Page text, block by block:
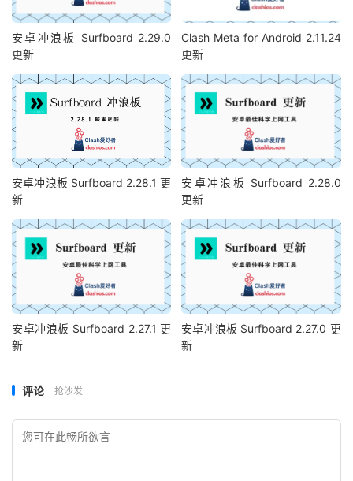
安卓冲浪板 Surfboard 2.29.0
更新
Clash Meta for Android 2.11.24
更新
安卓冲浪板 Surfboard 2.28.1 更
新
安卓冲浪板 Surfboard 2.28.0
更新
安卓冲浪板 Surfboard 2.27.1 更
新
安卓冲浪板 Surfboard 2.27.0 更
新
评论 抢沙发